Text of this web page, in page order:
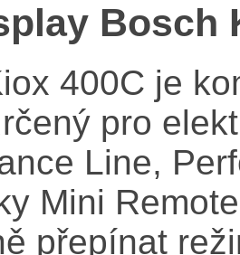
Bosch
400C je
pro
Line,
Mini
přepínat